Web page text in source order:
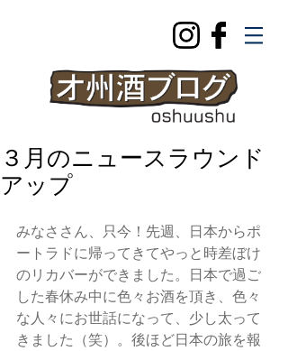
３月のニュースラウンド
アップ
みなささん、只今！先週、日本からポ
ートラドに帰ってきてやっと時差ぼけ
のリカバーができました。日本で過ご
した春休み中に色々お酒を頂き、色々
な人々にお世話になって、少し太って
きました（笑）。後ほど日本の旅を報